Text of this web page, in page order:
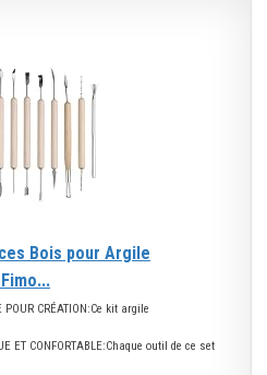
Bois pour Argile
POUR CRÉATION:Ce kit argile
ET CONFORTABLE:Chaque outil de ce set